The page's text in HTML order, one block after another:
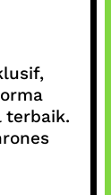
terbaik.